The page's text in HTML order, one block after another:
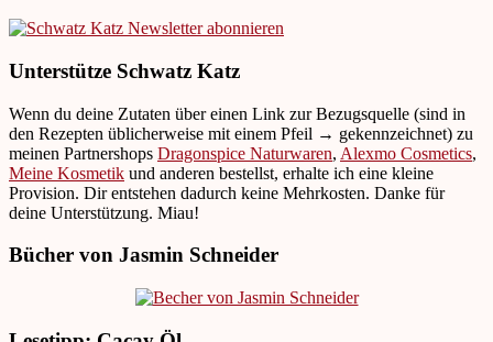
Unterstütze Schwatz Katz
Wenn du deine Zutaten über einen Link zur Bezugsquelle (sind in
den Rezepten üblicherweise mit einem Pfeil → gekennzeichnet) zu
meinen Partnershops Dragonspice Naturwaren, Alexmo Cosmetics,
Meine Kosmetik und anderen bestellst, erhalte ich eine kleine
Provision. Dir entstehen dadurch keine Mehrkosten. Danke für
deine Unterstützung. Miau!
Bücher von Jasmin Schneider